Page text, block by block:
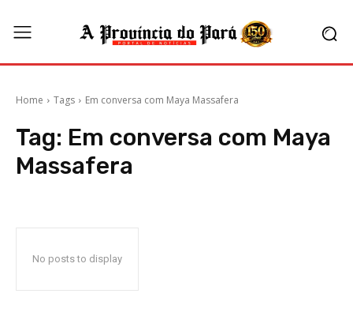
Home Tags Em conversa com Maya Massafera
Tag: Em conversa com Maya
Massafera
No posts to display